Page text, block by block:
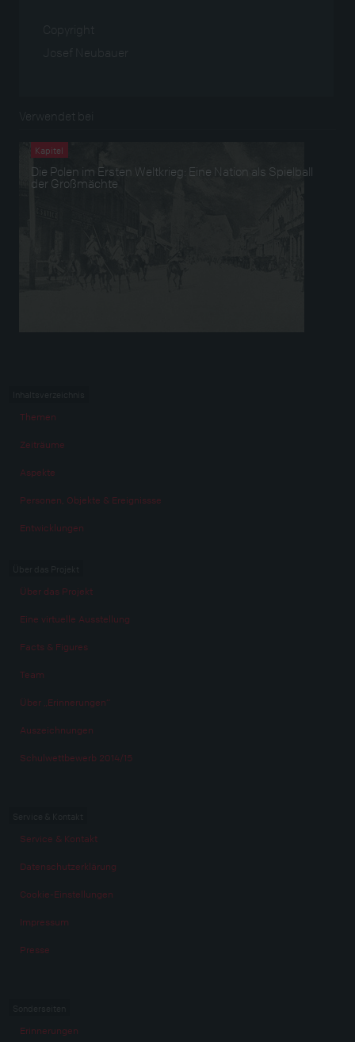
Copyright
Josef Neubauer
Verwendet bei
Kapitel
Die Polen im Ersten Weltkrieg: Eine Nation als Spielball
der Großmächte
Themen
Zeiträume
Aspekte
Personen, Objekte & Ereignissse
Entwicklungen
Über das Projekt
Eine virtuelle Ausstellung
Facts & Figures
Team
Über „Erinnerungen“
Auszeichnungen
Schulwettbewerb 2014/15
Service & Kontakt
Datenschutzerklärung
Cookie-Einstellungen
Impressum
Presse
Erinnerungen